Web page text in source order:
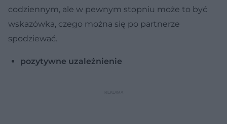
codziennym, ale w pewnym stopniu może to być
wskazówka, czego można się po partnerze
spodziewać.
pozytywne uzależnienie